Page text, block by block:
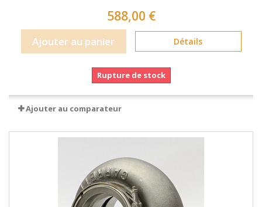
588,00 €
Ajouter au panier Détails
Rupture de stock
Ajouter au comparateur